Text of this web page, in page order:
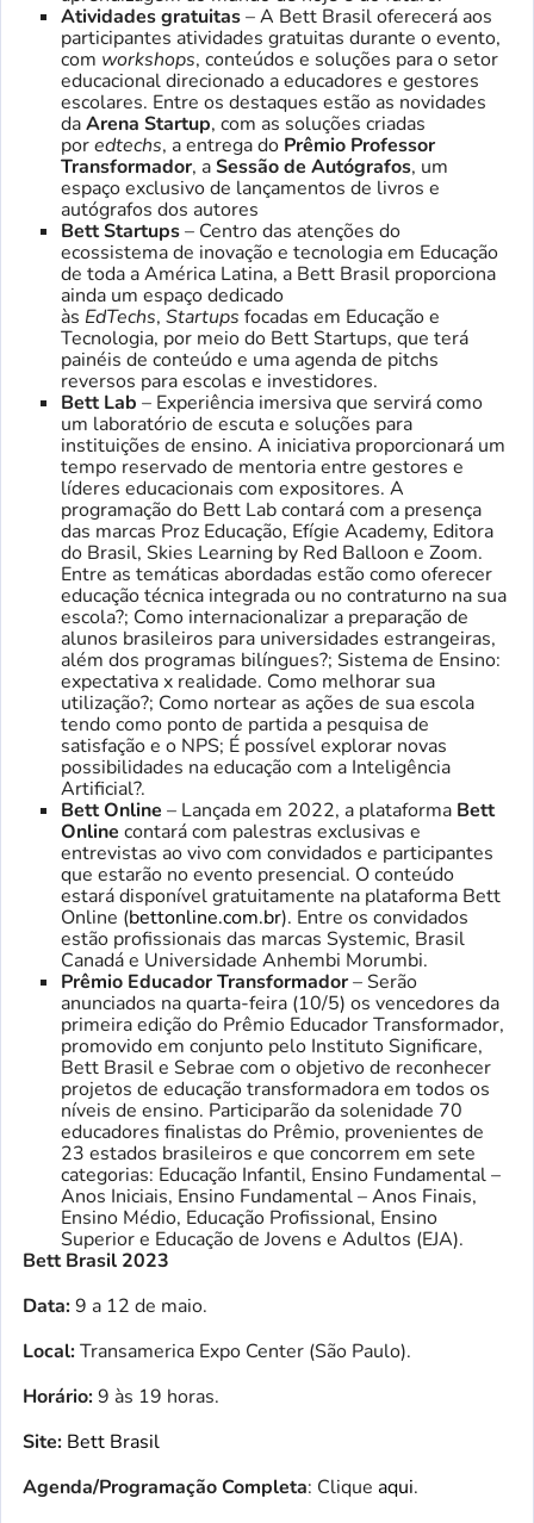
Atividades gratuitas– A Bett Brasil oferecerá aos
participantes atividades gratuitas durante o evento,
com workshops, conteúdos e soluções para o setor
educacional direcionado a educadores e gestores
escolares. Entre os destaques estão as novidades
daArena Startup, com as soluções criadas
poredtechs, a entrega do Prêmio Professor
Transformador, aSessão de Autógrafos, um
espaço exclusivo de lançamentos de livros e
autógrafos dos autores
Bett Startups– Centro das atenções do
ecossistema de inovação e tecnologia em Educação
de toda a América Latina, a Bett Brasil proporciona
ainda um espaço dedicado
às EdTechs, Startups focadas em Educação e
Tecnologia, por meio do Bett Startups, que terá
painéis de conteúdo e uma agenda de pitchs
reversos para escolas e investidores.
Bett Lab – Experiência imersiva que servirá como
um laboratório de escuta e soluções para
instituições de ensino. A iniciativa proporcionará um
tempo reservado de mentoria entre gestores e
líderes educacionais com expositores. A
programação do Bett Lab contará com a presença
das marcas Proz Educação, Efígie Academy, Editora
do Brasil, Skies Learning by Red Balloon e Zoom.
Entre as temáticas abordadas estão como oferecer
educação técnica integrada ou no contraturno na sua
escola?; Como internacionalizar a preparação de
alunos brasileiros para universidades estrangeiras,
além dos programas bilíngues?; Sistema de Ensino:
expectativa x realidade. Como melhorar sua
utilização?; Como nortear as ações de sua escola
tendo como ponto de partida a pesquisa de
satisfação e o NPS; É possível explorar novas
possibilidades na educação com a Inteligência
Artificial?.
Bett Online – Lançada em 2022, a plataforma Bett
Online contará com palestras exclusivas e
entrevistas ao vivo com convidados e participantes
que estarão no evento presencial. O conteúdo
estará disponível gratuitamente na plataforma Bett
Online (bettonline.com.br). Entre os convidados
estão profissionais das marcas Systemic, Brasil
Canadá e Universidade Anhembi Morumbi.
Prêmio Educador Transformador– Serão
anunciados na quarta-feira (10/5) os vencedores da
primeira edição do Prêmio Educador Transformador,
promovido em conjunto pelo Instituto Significare,
Bett Brasil e Sebrae com o objetivo de reconhecer
projetos de educação transformadora em todos os
níveis de ensino. Participarão da solenidade 70
educadores finalistas do Prêmio, provenientes de
23 estados brasileiros e que concorrem em sete
categorias: Educação Infantil, Ensino Fundamental –
Anos Iniciais, Ensino Fundamental – Anos Finais,
Ensino Médio, Educação Profissional, Ensino
Superior e Educação de Jovens e Adultos (EJA).
Bett Brasil 2023
Data:9 a 12 de maio.
Local:Transamerica Expo Center (São Paulo).
Horário:9 às 19 horas.
Site: Bett Brasil
Agenda/Programação Completa: Clique aqui.